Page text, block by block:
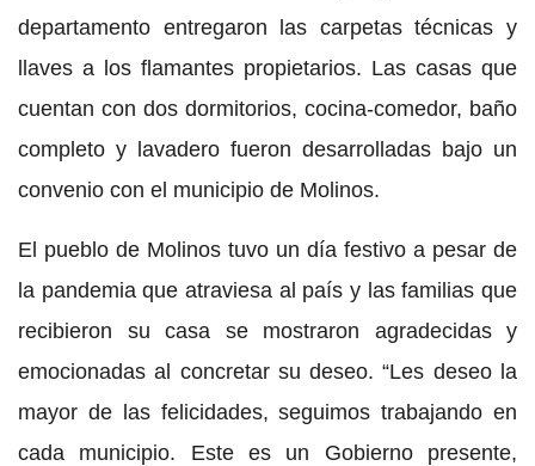
departamento entregaron las carpetas técnicas y
llaves a los flamantes propietarios. Las casas que
cuentan con dos dormitorios, cocina-comedor, baño
completo y lavadero fueron desarrolladas bajo un
convenio con el municipio de Molinos.
El pueblo de Molinos tuvo un día festivo a pesar de
la pandemia que atraviesa al país y las familias que
recibieron su casa se mostraron agradecidas y
emocionadas al concretar su deseo. “Les deseo la
mayor de las felicidades, seguimos trabajando en
cada municipio. Este es un Gobierno presente,